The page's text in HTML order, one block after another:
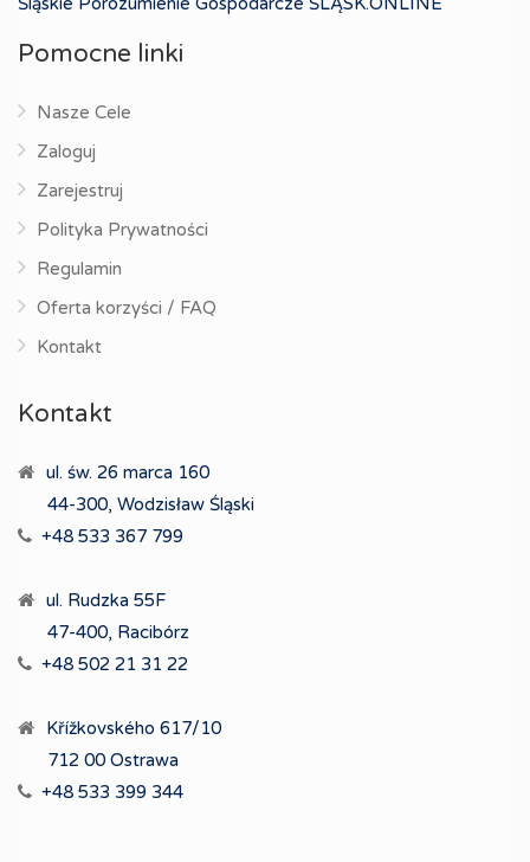
Pomocne linki
Nasze Cele
Zaloguj
Zarejestruj
Polityka Prywatności
Regulamin
Oferta korzyści / FAQ
Kontakt
Kontakt
ul. św. 26 marca 160
44-300, Wodzisław Śląski
+48 533 367 799
ul. Rudzka 55F
47-400, Racibórz
+48 502 21 31 22
Křížkovského 617/10
712 00 Ostrawa
+48 533 399 344